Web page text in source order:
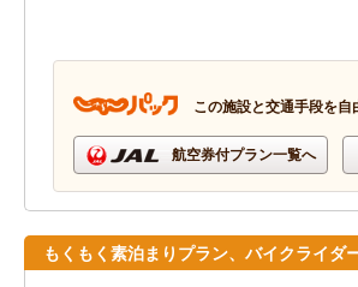
この施設と交通手段を
航空券付プラン一覧へ
もくもく素泊まりプラン、バイクライダ